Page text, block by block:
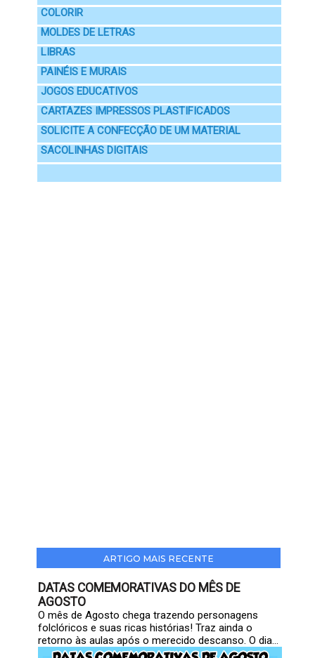
COLORIR
MOLDES DE LETRAS
LIBRAS
PAINÉIS E MURAIS
JOGOS EDUCATIVOS
CARTAZES IMPRESSOS PLASTIFICADOS
SOLICITE A CONFECÇÃO DE UM MATERIAL
SACOLINHAS DIGITAIS
ARTIGO MAIS RECENTE
DATAS COMEMORATIVAS DO MÊS DE
AGOSTO
O mês de Agosto chega trazendo personagens
folclóricos e suas ricas histórias! Traz ainda o
retorno às aulas após o merecido descanso. O dia...